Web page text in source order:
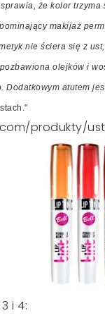
że kolor
makijaż
nie ściera się z
olejków i
Dodatkowym atutem
produkty/
i 4: